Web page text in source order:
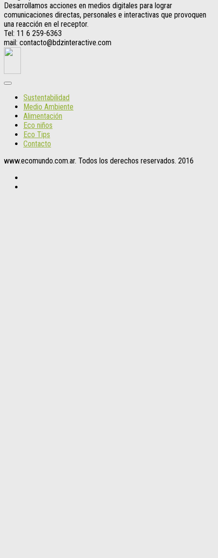
Desarrollamos acciones en medios digitales para lograr
comunicaciones directas, personales e interactivas que provoquen
una reacción en el receptor.
Tel: 11 6 259-6363
mail: contacto@bdzinteractive.com
Sustentabilidad
Medio Ambiente
Alimentación
Eco niños
Eco Tips
Contacto
www.ecomundo.com.ar. Todos los derechos reservados. 2016